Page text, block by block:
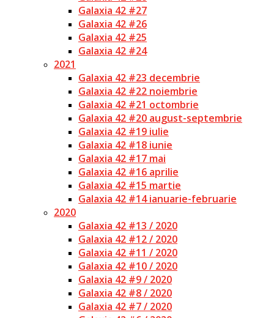
Galaxia 42 #27
Galaxia 42 #26
Galaxia 42 #25
Galaxia 42 #24
2021
Galaxia 42 #23 decembrie
Galaxia 42 #22 noiembrie
Galaxia 42 #21 octombrie
Galaxia 42 #20 august-septembrie
Galaxia 42 #19 iulie
Galaxia 42 #18 iunie
Galaxia 42 #17 mai
Galaxia 42 #16 aprilie
Galaxia 42 #15 martie
Galaxia 42 #14 ianuarie-februarie
2020
Galaxia 42 #13 / 2020
Galaxia 42 #12 / 2020
Galaxia 42 #11 / 2020
Galaxia 42 #10 / 2020
Galaxia 42 #9 / 2020
Galaxia 42 #8 / 2020
Galaxia 42 #7 / 2020